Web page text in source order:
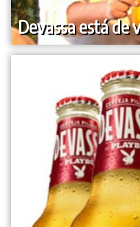
Devassa está de